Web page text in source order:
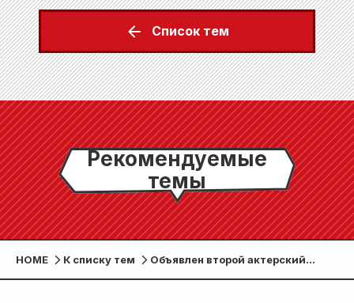
Список тем
Рекомендуемые
темы
HOME К списку тем
Объявлен второй актерский